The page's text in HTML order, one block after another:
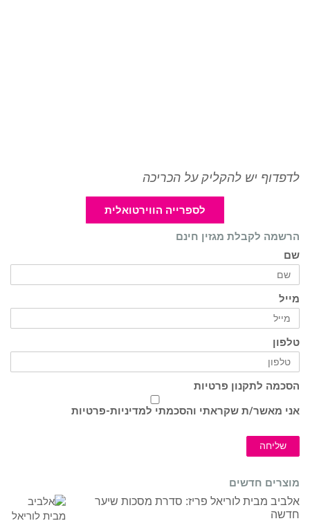
לדפדוף יש להקליק על הכריכה
לספרייה הווירטואלית
הרשמה לקבלת מגזין חינם
שם
מייל
טלפון
הסכמה לתקנון פרטיות
אני מאשר/ת שקראתי והסכמתי למדיניות-פרטיות
שליחה
מוצרים חדשים
אלביב מבית לוריאל פריז: סדרת מסכות שיער
חדשה